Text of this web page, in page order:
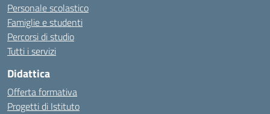
Personale scolastico
Famiglie e studenti
Percorsi di studio
Tutti i servizi
Didattica
Offerta formativa
Progetti di Istituto